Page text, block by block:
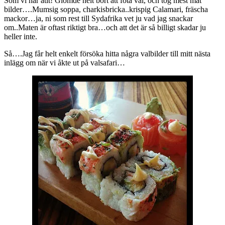
bilder….Mumsig soppa, charkisbricka..krispig Calamari, fräscha
mackor…ja, ni som rest till Sydafrika vet ju vad jag snackar
om..Maten är oftast riktigt bra…och att det är så billigt skadar ju
heller inte.
Så….Jag får helt enkelt försöka hitta några valbilder till mitt nästa
inlägg om när vi åkte ut på valsafari…